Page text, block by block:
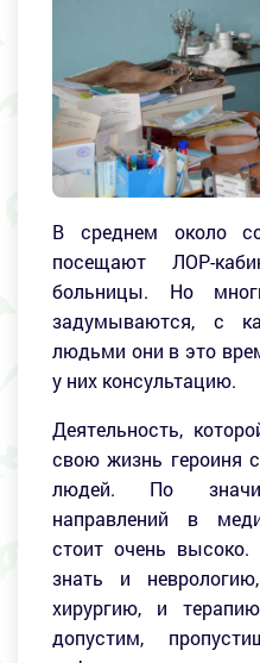
В среднем около
посещают ЛОР-
больницы. Но
задумываются, с
людьми они в это
у них консультацию.
Деятельность,
свою жизнь героиня
людей. По
направлений в
стоит очень
знать и
хирургию, и
допустим,